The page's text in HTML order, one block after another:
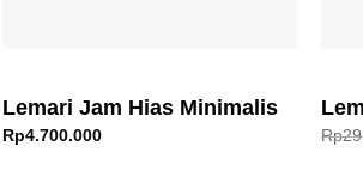
Lemari Jam Hias Minimalis
Rp4.700.000 Rp